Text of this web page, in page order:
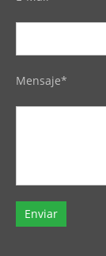
Mensaje*